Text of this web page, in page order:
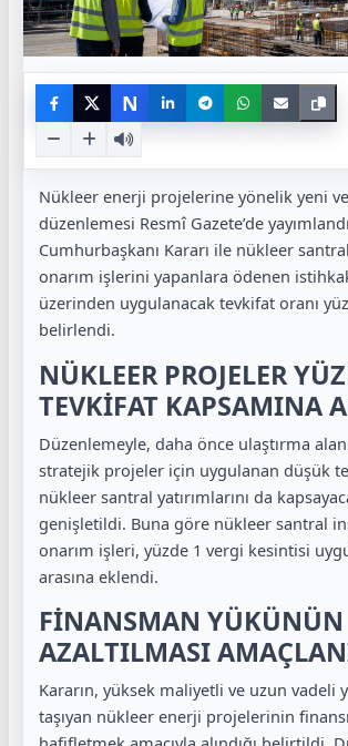
N
Nükleer enerji projelerine yönelik yeni
düzenlemesi Resmî Gazete’de
Cumhurbaşkanı Kararı ile nükleer
onarım işlerini yapanlara ödenen
üzerinden uygulanacak tevkifat oranı
belirlendi.
NÜKLEER PROJELER
TEVKİFAT KAPSAMINA
Düzenlemeyle, daha önce ulaştırma
stratejik projeler için uygulanan düşük
nükleer santral yatırımlarını da
genişletildi. Buna göre nükleer santral
onarım işleri, yüzde 1 vergi kesintisi
arasına eklendi.
FİNANSMAN YÜKÜNÜN
AZALTILMASI
Kararın, yüksek maliyetli ve uzun vadeli
taşıyan nükleer enerji projelerinin